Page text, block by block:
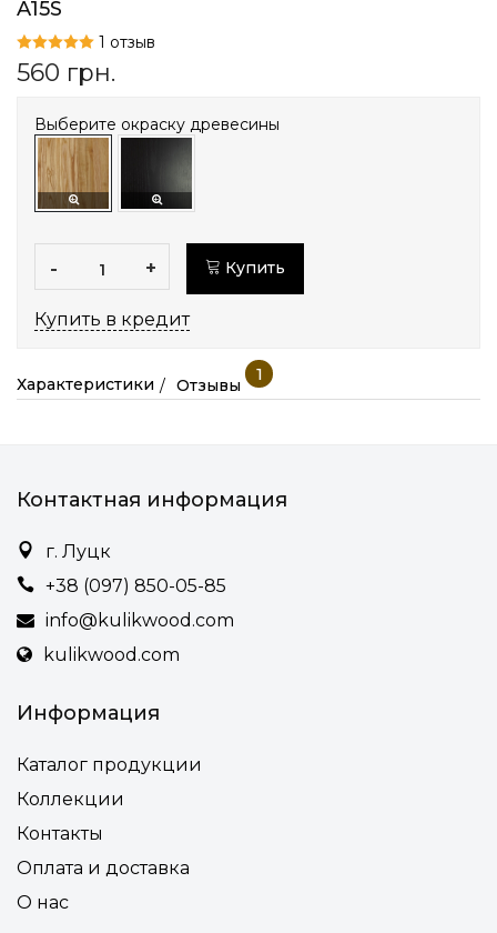
A15S
1 отзыв
560 грн.
Выберите окраску древесины
- + Купить
Купить в кредит
Характеристики Отзывы
1
Контактная информация
г. Луцк
+38 (097) 850-05-85
info@kulikwood.com
kulikwood.com
Информация
Каталог продукции
Коллекции
Контакты
Оплата и доставка
О нас